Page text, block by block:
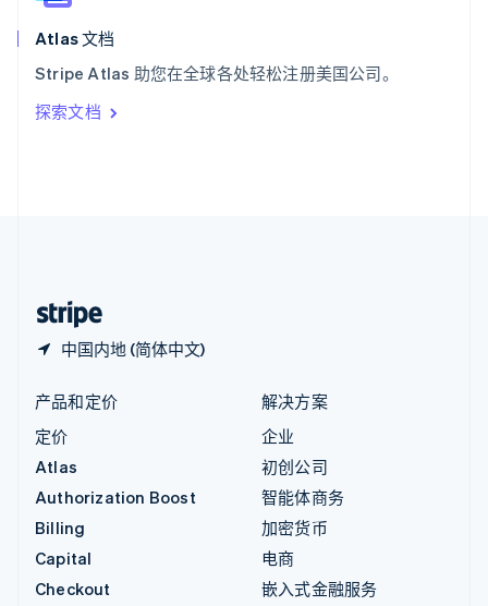
Atlas 文档
Stripe Atlas 助您在全球各处轻松注册美国公司。
探索文档
中国内地 (简体中文)
匈牙利
English
ItalianoEnglish
印度
English
产品和定价
定价
Atlas
Authorization Boost
Billing
Capital
Checkout
解决方案
企业
初创公司
智能体商务
加密货币
电商
嵌入式金融服务